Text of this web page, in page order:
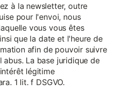
à la newsletter, outre
pour l'envoi, nous
vous vous êtes
que la date et l'heure de
afin de pouvoir suivre
abus. La base juridique de
légitime
1 lit. f DSGVO.